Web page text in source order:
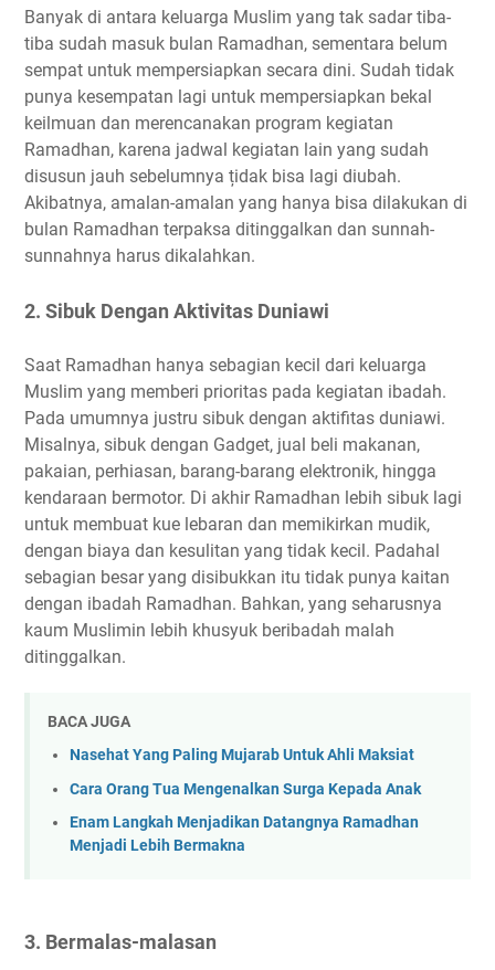
Banyak di antara keluarga Muslim yang tak sadar tiba-
tiba sudah masuk bulan Ramadhan, sementara belum
sempat untuk mempersiapkan secara dini. Sudah tidak
punya kesempatan lagi untuk mempersiapkan bekal
keilmuan dan merencanakan program kegiatan
Ramadhan, karena jadwal kegiatan lain yang sudah
disusun jauh sebelumnya țidak bisa lagi diubah.
Akibatnya, amalan-amalan yang hanya bisa dilakukan di
bulan Ramadhan terpaksa ditinggalkan dan sunnah-
sunnahnya harus dikalahkan.
2. Sibuk Dengan Aktivitas Duniawi
Saat Ramadhan hanya sebagian kecil dari keluarga
Muslim yang memberi prioritas pada kegiatan ibadah.
Pada umumnya justru sibuk dengan aktifitas duniawi.
Misalnya, sibuk dengan Gadget, jual beli makanan,
pakaian, perhiasan, barang-barang elektronik, hingga
kendaraan bermotor. Di akhir Ramadhan lebih sibuk lagi
untuk membuat kue lebaran dan memikirkan mudik,
dengan biaya dan kesulitan yang tidak kecil. Padahal
sebagian besar yang disibukkan itu tidak punya kaitan
dengan ibadah Ramadhan. Bahkan, yang seharusnya
kaum Muslimin lebih khusyuk beribadah malah
ditinggalkan.
BACA JUGA
Nasehat Yang Paling Mujarab Untuk Ahli Maksiat
Cara Orang Tua Mengenalkan Surga Kepada Anak
Enam Langkah Menjadikan Datangnya Ramadhan
Menjadi Lebih Bermakna
3. Bermalas-malasan